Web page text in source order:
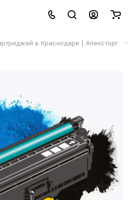
в Краснодаре | Апексторг –